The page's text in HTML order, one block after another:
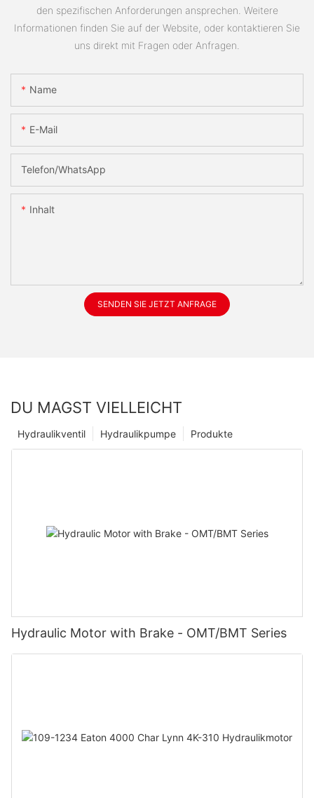
den spezifischen Anforderungen ansprechen. Weitere
Informationen finden Sie auf der Website, oder kontaktieren Sie
uns direkt mit Fragen oder Anfragen.
Name
E-Mail
Telefon/WhatsApp
Inhalt
SENDEN SIE JETZT ANFRAGE
DU MAGST VIELLEICHT
Produkte
Hydraulikpumpe
Hydraulikventil
Hydraulic Motor with Brake - OMT/BMT Series